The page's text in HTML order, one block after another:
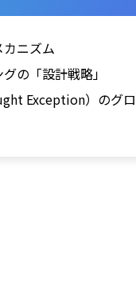
ニズム
の「設計戦略」
Exception）のグ